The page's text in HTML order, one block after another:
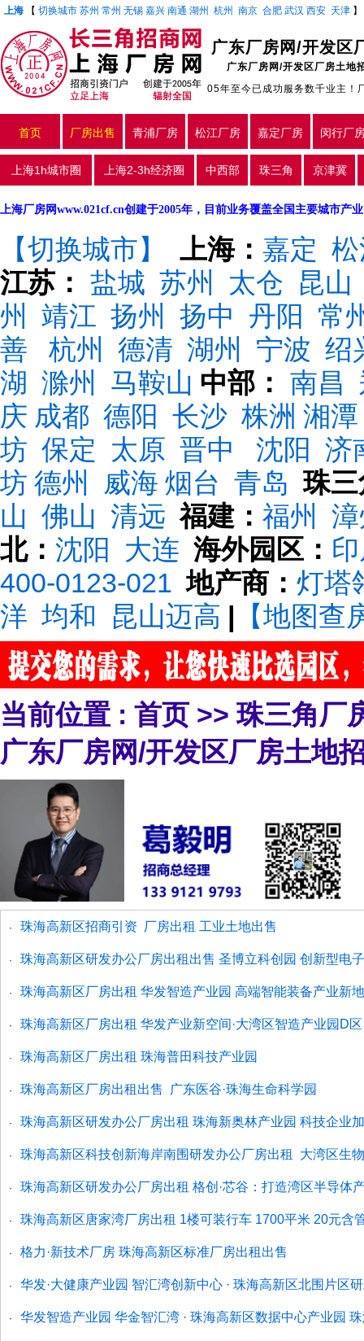
上海 【 切换城市 苏州 常州 无锡 嘉兴 南通 湖州 杭州 南京 合肥 武汉 西安 天津 】
广东厂房网/开发区
广东厂房网/开发区厂房土地
05年至今已成功服务数千业主！
首页 厂房出售 青浦厂房 松江厂房 嘉定厂房 闵行厂
上海1h城市圈 上海2-3h经济圈 中西部 珠三角 京津冀
上海厂房网www.021cf.cn创建于2005年，目前业务覆盖全国主要城市产
【切换城市】 上海： 嘉定
江苏： 盐城 苏州 太仓 昆山
州
靖江 扬州 扬中 丹阳
常
善
杭州 德清 湖州 宁波 绍
湖 滁州 马鞍山 中部： 南昌
庆 成都 德阳 长沙 株洲 湘潭
坊 保定 太原 晋中 沈阳
济
坊 德州 威海 烟台 青岛 珠
山 佛山 清远 福建： 福州
北： 沈阳 大连 海外园区：
400-0123-021 地产商： 灯塔
洋 均和 昆山迈高 | 【地图查
当前位置 : 首页 >>珠三角厂
广东厂房网/开发区厂房土地
· 珠海高新区招商引资 厂房出租 工业土地出售
· 珠海高新区研发办公厂房出租出售 圣博立科创园 创新型电
· 珠海高新区厂房出租 华发智造产业园 高端智能装备产业新
· 珠海高新区厂房出租 华发产业新空间·大湾区智造产业园D
· 珠海高新区厂房出租 珠海普田科技产业园
· 珠海高新区厂房出租出售 广东医谷·珠海生命科学园
· 珠海高新区研发办公厂房出租 珠海新奥林产业园 科技企业
· 珠海高新区科技创新海岸南围研发办公厂房出租 大湾区生
· 珠海高新区研发办公厂房出租 格创·芯谷：打造湾区半导体
· 珠海高新区唐家湾厂房出租 1楼可装行车 1700平米 20元含
· 格力·新技术厂房 珠海高新区标准厂房出租出售
· 华发·大健康产业园 智汇湾创新中心 · 珠海高新区北围片区
· 华发智造产业园 华金智汇湾 · 珠海高新区数据中心产业园